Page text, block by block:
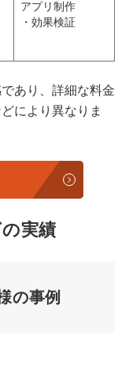
アプリ制作
・効果検証
あり、詳細な料金
により異なりま
実績
の事例